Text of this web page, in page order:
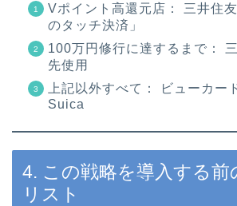
Vポイント高還元店： 三井住
のタッチ決済」
100万円修行に達するまで：
先使用
上記以外すべて： ビューカー
Suica
4. この戦略を導入する前
リスト